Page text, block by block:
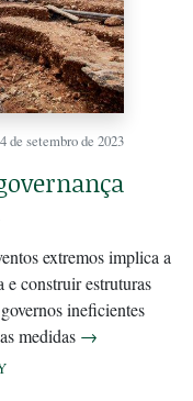
de setembro de 2023
extremos implica a
e construir estruturas
ineficientes
medidas →